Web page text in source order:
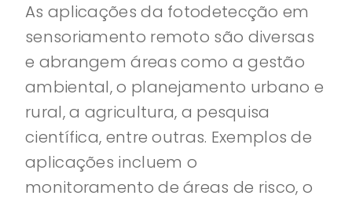
As aplicações da fotodetecção em
sensoriamento remoto são diversas
e abrangem áreas como a gestão
ambiental, o planejamento urbano e
rural, a agricultura, a pesquisa
científica, entre outras. Exemplos de
aplicações incluem o
monitoramento de áreas de risco, o